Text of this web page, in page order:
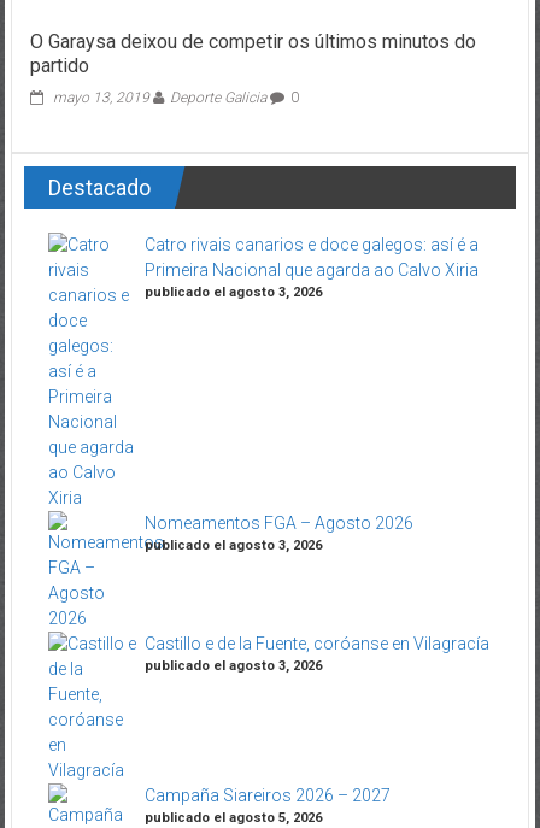
O Garaysa deixou de competir os últimos minutos do
partido
mayo 13, 2019 Deporte Galicia 0
Destacado
Catro rivais canarios e doce galegos: así é a
Primeira Nacional que agarda ao Calvo Xiria
publicado el agosto 3, 2026
Nomeamentos FGA – Agosto 2026
publicado el agosto 3, 2026
Castillo e de la Fuente, coróanse en Vilagracía
publicado el agosto 3, 2026
Campaña Siareiros 2026 – 2027
publicado el agosto 5, 2026